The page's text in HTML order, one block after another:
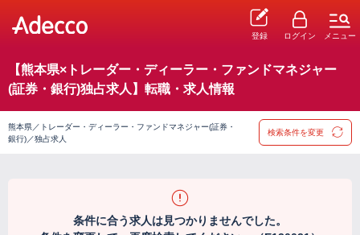
登録 ログイン メニュー
【熊本県×トレーダー・ディーラー・ファンドマネジャー
(証券・銀行)独占求人】転職・求人情報
熊本県／トレーダー・ディーラー・ファンドマネジャー(証券・
銀行)／独占求人
検索条件を変更
条件に合う求人は見つかりませんでした。